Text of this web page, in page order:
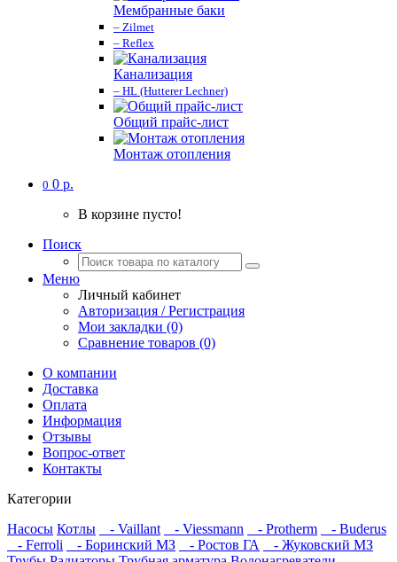
Мембранные баки
– Zilmet
– Reflex
Канализация
– HL (Hutterer Lechner)
Общий прайс-лист
Монтаж отопления
0 0 р.
В корзине пусто!
Поиск
Меню
Личный кабинет
Авторизация / Регистрация
Мои закладки (0)
Сравнение товаров (0)
О компании
Доставка
Оплата
Информация
Отзывы
Вопрос-ответ
Контакты
Категории
Насосы Котлы - Vaillant - Viessmann - Protherm
- Buderus
- Ferroli
- Боринский МЗ - Ростов ГА
- Жуковский МЗ